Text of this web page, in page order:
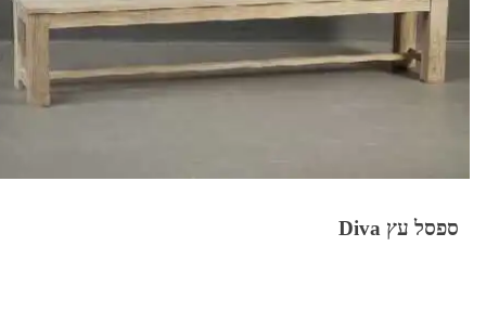
ספסל עץ Diva